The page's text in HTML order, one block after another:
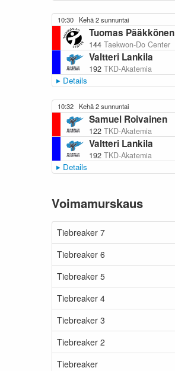
10:30 Kehä 2 sunnuntai
Tuomas Pääkkönen
144 Taekwon-Do Center
Valtteri Lankila
192 TKD-Akatemia
Details
10:32 Kehä 2 sunnuntai
Samuel Roivainen
122 TKD-Akatemia
Valtteri Lankila
192 TKD-Akatemia
Details
Voimamurskaus
Tiebreaker 7
Tiebreaker 6
Tiebreaker 5
Tiebreaker 4
Tiebreaker 3
Tiebreaker 2
Tiebreaker